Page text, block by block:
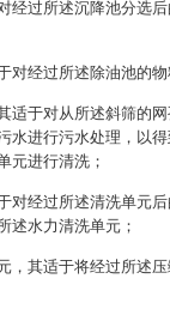
经过所述沉降池分选
对经过所述除油池的物
适于对从所述斜筛的
水进行污水处理，以
元进行清洗；
对经过所述清洗单元
述水力清洗单元；
，其适于将经过所述